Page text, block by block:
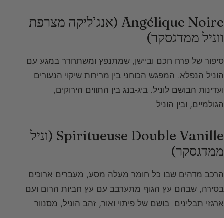
Angélique Noire (אנג’ליקה מצרפת
ווניל ממדגסקר)
סיפור של פרח חכם וביישן, שמתנפץ ומשתחרר במגע עם
הוניל הנפלא. המפגש הכוחני בין מרירות שיקוי הנעורים
ועדינות הבושם לוניל. ביג-בנג בין התווים הירוקים,
הגולמיים, ובין הוניל.
Spiritueuse Double Vanille (וניל
ממדגסקר)
הרכב מדהים שבו כל חומר מעלה מסע, מעברים ארוכים
בסירה, שבהם עץ הגוף מתערבב עם עץ חביות הרום ועם
ארגזי תבלינים. בושם של פיתוי ואור, זהב הוניל, מסנוור.